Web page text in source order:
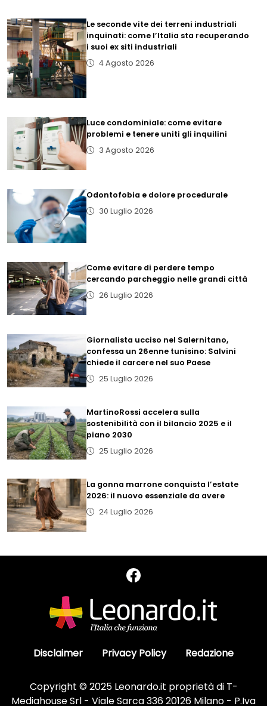
Le seconde vite dei terreni industriali
inquinati: come l’Italia sta recuperando
i suoi ex siti industriali
4 Agosto 2026
Luce condominiale: come evitare
problemi e tenere uniti gli inquilini
3 Agosto 2026
Odontofobia e dolore procedurale
30 Luglio 2026
Come evitare di perdere tempo
cercando parcheggio nelle grandi città
26 Luglio 2026
Giornalista ucciso nel Salernitano,
confessa un 26enne tunisino: Salvini
chiede il carcere nel suo Paese
25 Luglio 2026
MartinoRossi accelera sulla
sostenibilità con il bilancio 2025 e il
piano 2030
25 Luglio 2026
La gonna marrone conquista l’estate
2026: il nuovo essenziale da avere
24 Luglio 2026
Disclaimer Privacy Policy Redazione
Copyright © 2025 Leonardo.it proprietà di T-
Mediahouse Srl - Viale Sarca 336 20126 Milano - P.Iva